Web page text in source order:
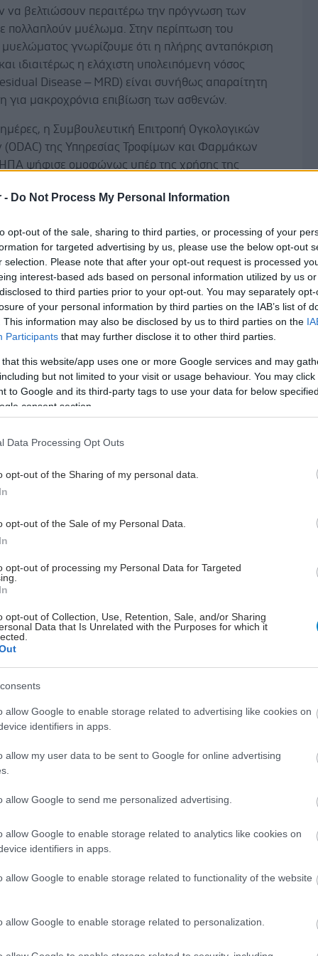
- Do Not Process My Personal Information
opt-out of the sale, sharing to third parties, or processing of your
for targeted advertising by us, please use the below opt-out
selection. Please note that after your opt-out request is processed
interest-based ads based on personal information utilized by us
to third parties prior to your opt-out. You may separately
of your personal information by third parties on the IAB’s list of
This information may also be disclosed by us to third parties on the
Participants that may further disclose it to other third parties.
that this website/app uses one or more Google services and may
but not limited to your visit or usage behaviour. You may
to Google and its third-party tags to use your data for below
consent section.
Data Processing Opt Outs
opt-out of the Sharing of my personal data.
opt-out of the Sale of my Personal Data.
opt-out of processing my Personal Data for Targeted
opt-out of Collection, Use, Retention, Sale, and/or Sharing
Data that Is Unrelated with the Purposes for which it
allow Google to enable storage related to advertising like cookies on
identifiers in apps.
allow my user data to be sent to Google for online advertising
allow Google to send me personalized advertising.
allow Google to enable storage related to analytics like cookies on
identifiers in apps.
allow Google to enable storage related to functionality of the website
allow Google to enable storage related to personalization.
να βελτιώσουν περαιτέρω την πρόγνωση των
πολλαπλούν μυέλωμα. Στην περίπτωση του
γνωρίζουμε ότι η πλήρης ανταπόκριση
ιδιαιτέρως η ελάχιστη υπολειπόμενη νόσος
Disease – MRD) είναι συνήθως απαραίτητη
για μακροχρόνια επιβίωση των ασθενών.
ημέρες, η Συμβουλευτική Επιτροπή Ογκολογικών
της Υπηρεσίας Τροφίμων και Φαρμάκων
ψήφισε ομοφώνως υπέρ της χρήσης της
σημείο για την επιταχυνόμενη έγκριση θεραπειών
υπολειπόμενη νόσος (Minimal Residual Disease –
ένας βιοδείκτης που χρησιμοποιείται για να
έναν πολύ μικρό αριθμό καρκινικών κυττάρων που
στο σώμα κατά τη διάρκεια ή μετά τη θεραπεία. Ο
της ελάχιστης υπολειπόμενης νόσου απαιτεί
ευαίσθητες εργαστηριακές μεθόδους. Ο έλεγχος
της θεραπείας. Η αρνητική εξέταση για ελάχιστη
νόσο, σημαίνει ότι ο ασθενής έχει πετύχει πολύ
Εάν η αρνητική εξέταση για MRD γίνει
είναι προάγγελος υποτροπής της νόσου. Δηλαδή,
χρησιμοποιείται κυρίως για αιματολογικές
όπως το πολλαπλούν μυέλωμα.
περισσότερο από μία δεκαετία επίμονης έρευνας από
ομάδες που ασχολούνται με το
μυέλωμα για να εξαχθούν ασφαλή συμπεράσματα
της ελάχιστης υπολειπόμενης νόσου στο
μυέλωμα. Ένα από αυτά τα κέντρα με
και συστηματική έρευνα είναι η Μονάδα
Δυσκρασιών της Θεραπευτικής Κλινικής
Σχολής του ΕΚΠΑ (Καθηγητής Θάνος Δημόπουλος,
Ευάγγελος Τέρπος) σε συνεργασία με τη Μονάδα
Ροής του Τμήματος Βιολογίας του ΕΚΠΑ
Συμβουλευτικής Επιτροπής του FDA για την
MRD ως πρώιμο καταληκτικό σημείο των κλινικών
πολλαπλούν μυέλωμα βασίστηκε πάνω σε ισχυρά
αναλύσεις και μετα-αναλύσεις που δημοσιεύτηκαν σε
ανοίγει το δρόμο για ταχύτερη πρόσβαση σε νέες
θεραπείες για ασθενείς με πολλαπλούν
η υιοθέτηση της ελάχιστης υπολειπόμενης
καταληκτικό σημείο των κλινικών μελετών
ανάλυση των αποτελεσμάτων μιας μελέτης. Ως εκ